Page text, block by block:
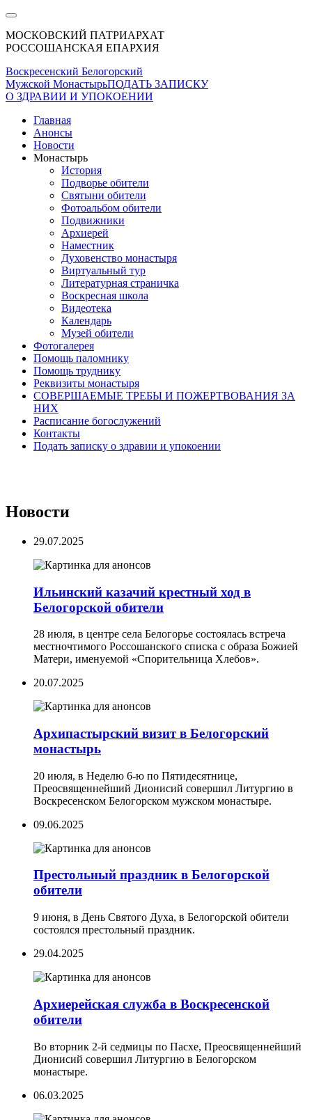
МОСКОВСКИЙ ПАТРИАРХАТ
РОССОШАНСКАЯ ЕПАРХИЯ
Воскресенский Белогорский
Мужской МонастырьПОДАТЬ ЗАПИСКУ
О ЗДРАВИИ И УПОКОЕНИИ
Главная
Анонсы
Новости
Монастырь
История
Подворье обители
Святыни обители
Фотоальбом обители
Подвижники
Архиерей
Наместник
Духовенство монастыря
Виртуальный тур
Литературная страничка
Воскресная школа
Видеотека
Календарь
Музей обители
Фотогалерея
Помощь паломнику
Помощь труднику
Реквизиты монастыря
СОВЕРШАЕМЫЕ ТРЕБЫ И ПОЖЕРТВОВАНИЯ ЗА
НИХ
Расписание богослужений
Контакты
Подать записку о здравии и упокоении
Новости
29.07.2025
Ильинский казачий крестный ход в
Белогорской обители
28 июля, в центре села Белогорье состоялась встреча
местночтимого Россошанского списка с образа Божией
Матери, именуемой «Спорительница Хлебов».
20.07.2025
Архипастырский визит в Белогорский
монастырь
20 июля, в Неделю 6-ю по Пятидесятнице,
Преосвященнейший Дионисий совершил Литургию в
Воскресенском Белогорском мужском монастыре.
09.06.2025
Престольный праздник в Белогорской
обители
9 июня, в День Святого Духа, в Белогорской обители
состоялся престольный праздник.
29.04.2025
Архиерейская служба в Воскресенской
обители
Во вторник 2-й седмицы по Пасхе, Преосвященнейший
Дионисий совершил Литургию в Белогорском
монастыре.
06.03.2025